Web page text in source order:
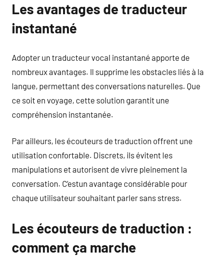
Les avantages de traducteur
instantané
Adopter un traducteur vocal instantané apporte de
nombreux avantages. Il supprime les obstacles liés à la
langue, permettant des conversations naturelles. Que
ce soit en voyage, cette solution garantit une
compréhension instantanée.
Par ailleurs, les écouteurs de traduction offrent une
utilisation confortable. Discrets, ils évitent les
manipulations et autorisent de vivre pleinement la
conversation. C’estun avantage considérable pour
chaque utilisateur souhaitant parler sans stress.
Les écouteurs de traduction :
comment ça marche